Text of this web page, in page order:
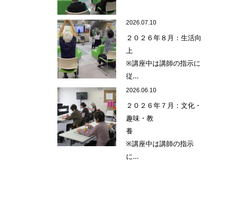
2026.07.10
２０２６年８月：生活向
上
※講座中は講師の指示に
従...
2026.06.10
２０２６年７月：文化・
趣味・教
養
※講座中は講師の指示
に...